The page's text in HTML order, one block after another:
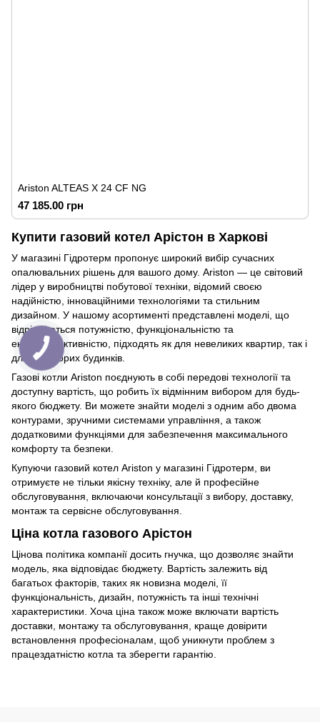
Ariston ALTEAS X 24 CF NG
47 185.00 грн
Купити газовий котел Арістон в Харкові
У магазині Гідротерм пропонує широкий вибір сучасних
опалювальних рішень для вашого дому. Ariston — це світовий
лідер у виробництві побутової техніки, відомий своєю
надійністю, інноваційними технологіями та стильним
дизайном. У нашому асортименті представлені моделі, що
відрізняються потужністю, функціональністю та
енергоефективністю, підходять як для невеликих квартир, так і
для просторих будинків.
Газові котли Ariston поєднують в собі передові технології та
доступну вартість, що робить їх відмінним вибором для будь-
якого бюджету. Ви можете знайти моделі з одним або двома
контурами, зручними системами управління, а також
додатковими функціями для забезпечення максимального
комфорту та безпеки.
Купуючи газовий котел Ariston у магазині Гідротерм, ви
отримуєте не тільки якісну техніку, але й професійне
обслуговування, включаючи консультації з вибору, доставку,
монтаж та сервісне обслуговування.
Ціна котла газового Арістон
Цінова політика компанії досить гнучка, що дозволяє знайти
модель, яка відповідає бюджету. Вартість залежить від
багатьох факторів, таких як новизна моделі, її
функціональність, дизайн, потужність та інші технічні
характеристики. Хоча ціна також може включати вартість
доставки, монтажу та обслуговування, краще довірити
встановлення професіоналам, щоб уникнути проблем з
працездатністю котла та зберегти гарантію.